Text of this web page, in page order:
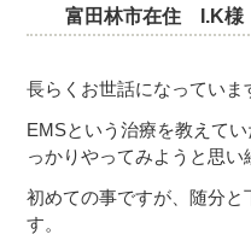
富田林市在住 I.K
長らくお世話になっていま
EMSという治療を教えて
っかりやってみようと思い
初めての事ですが、随分と
す。